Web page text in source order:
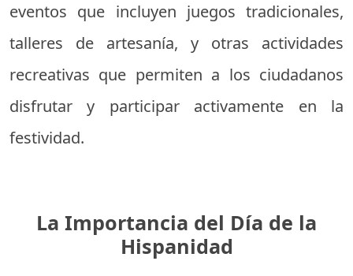
eventos que incluyen juegos tradicionales,
talleres de artesanía, y otras actividades
recreativas que permiten a los ciudadanos
disfrutar y participar activamente en la
festividad.
La Importancia del Día de la
Hispanidad